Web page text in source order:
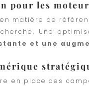
pour les
en matière de
Une
et une
en place des